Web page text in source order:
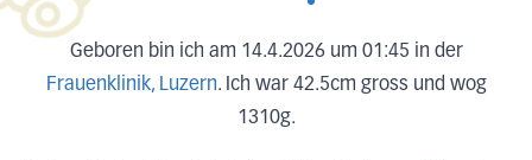
Geboren bin ich am 14.4.2026 um 01:45 in der
Frauenklinik, Luzern. Ich war 42.5cm gross und wog
1310g.